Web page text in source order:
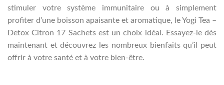
stimuler votre système immunitaire ou à simplement
profiter d’une boisson apaisante et aromatique, le Yogi Tea –
Detox Citron 17 Sachets est un choix idéal. Essayez-le dès
maintenant et découvrez les nombreux bienfaits qu’il peut
offrir à votre santé et à votre bien-être.